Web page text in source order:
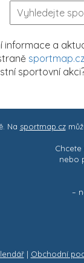
a
sportmap.cz
sportovní
Na sportmap.cz
nebo
–
| Obchodní